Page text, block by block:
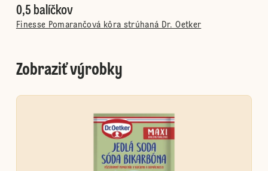
0,5 balíčkov
Finesse Pomarančová kôra strúhaná Dr. Oetker
Zobraziť výrobky